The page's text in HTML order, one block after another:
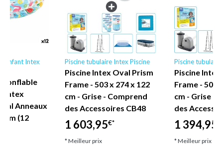
enfant Intex
gonflable
Intex
Anneaux
cm (12
Piscine tubulaire Intex Piscine
Piscine Intex Oval Prism
Frame - 503 x 274 x 122
cm - Grise - Comprend
des Accessoires CB48
1 603,95€*
* Meilleur prix
Piscine
Piscine
Frame - 503
cm - Grise -
des
1 394,95
* Meilleur prix